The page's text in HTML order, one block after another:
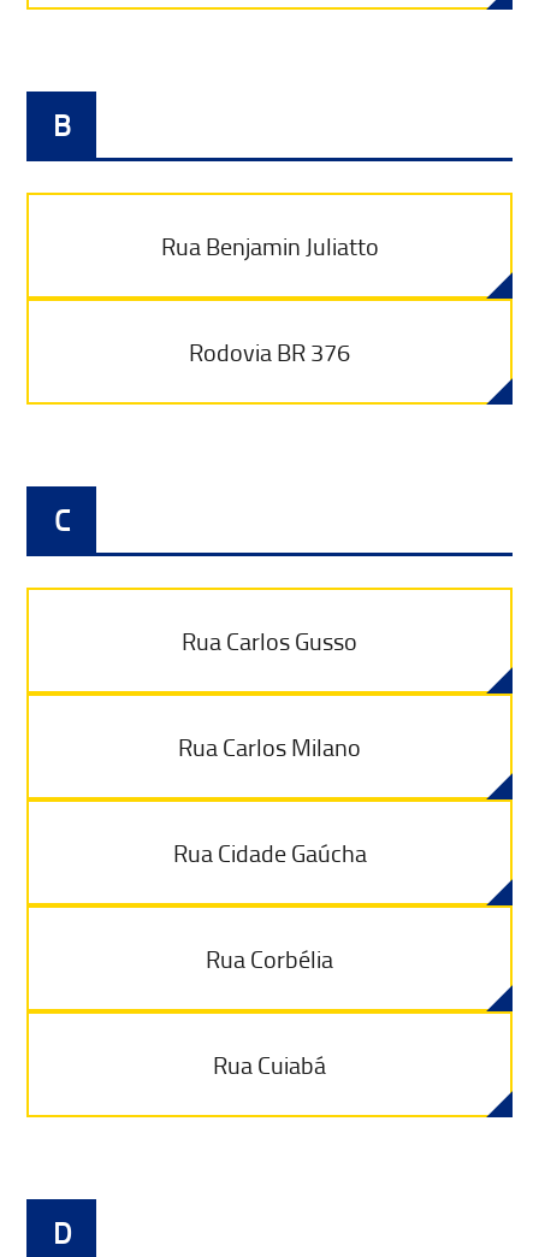
B
Rua Benjamin Juliatto
Rodovia BR 376
C
Rua Carlos Gusso
Rua Carlos Milano
Rua Cidade Gaúcha
Rua Corbélia
Rua Cuiabá
D